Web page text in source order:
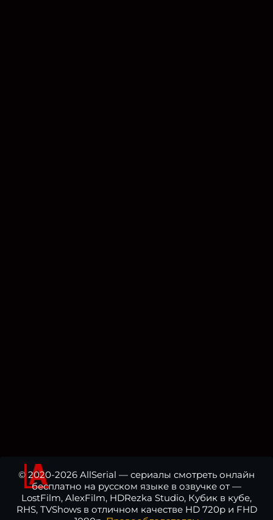
© 2020-2026 AllSerial — сериалы смотреть онлайн
бесплатно на русском языке в озвучке от —
LostFilm, AlexFilm, HDRezka Studio, Кубик в кубе,
RHS, TVShows в отличном качестве HD 720p и FHD